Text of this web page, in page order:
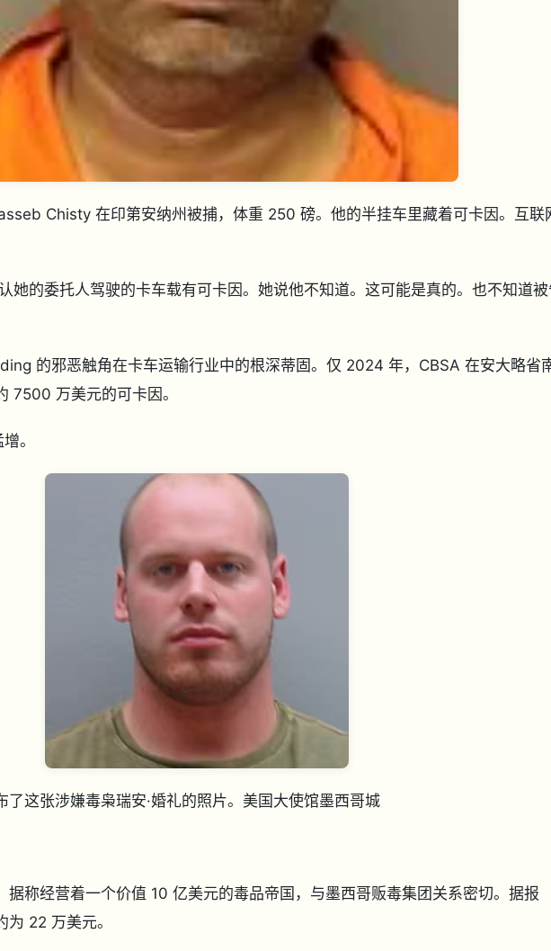
Chisty 在印第安纳州被捕，体重 250 磅。他的半挂车里藏着可卡因。互联
她的委托人驾驶的卡车载有可卡因。她说他不知道。这可能是真的。也不知道
的邪恶触角在卡车运输行业中的根深蒂固。仅 2024 年，CBSA 在安大略省
7500 万美元的可卡因。
。
了这张涉嫌毒枭瑞安·婚礼的照片。美国大使馆墨西哥城
据称经营着一个价值 10 亿美元的毒品帝国，与墨西哥贩毒集团关系密切。据报
22 万美元。